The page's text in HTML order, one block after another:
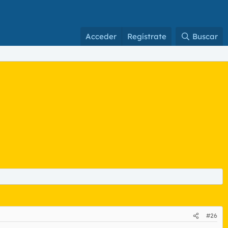
Acceder Regístrate Buscar
#26